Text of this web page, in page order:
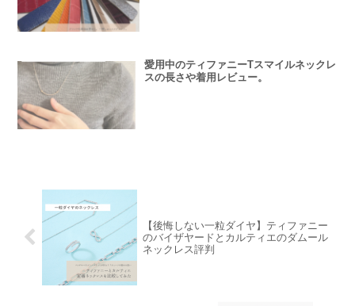
愛用中のティファニーTスマイルネックレ
スの長さや着用レビュー。
【後悔しない一粒ダイヤ】ティファニー
のバイザヤードとカルティエのダムール
ネックレス評判